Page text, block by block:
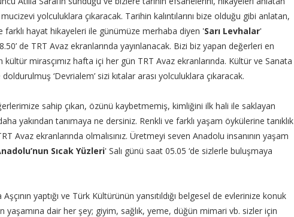
mucizevi yolculuklara çıkaracak. Tarihin kalıntılarını bize olduğu gibi anlatan,
farklı hayat hikayeleri ile günümüze merhaba diyen 'Sarı Levhalar'
de TRT Avaz ekranlarında yayınlanacak. Bizi biz yapan değerleri en
kültür mirasçımız hafta içi her gün TRT Avaz ekranlarında. Kültür ve Sanata
‘Devrialem’ sizi kıtalar arası yolculuklara çıkaracak.
sahip çıkan, özünü kaybetmemiş, kimliğini ilk hali ile saklayan
yakından tanımaya ne dersiniz. Renkli ve farklı yaşam öykülerine tanıklık
Avaz ekranlarında olmalısınız. Üretmeyi seven Anadolu insanının yaşam
Sıcak Yüzleri' Salı günü saat 05.05 ‘de sizlerle buluşmaya
yaptığı ve Türk Kültürünün yansıtıldığı belgesel de evlerinize konuk
yaşamına dair her şey; giyim, sağlık, yeme, düğün mimari vb. sizler için